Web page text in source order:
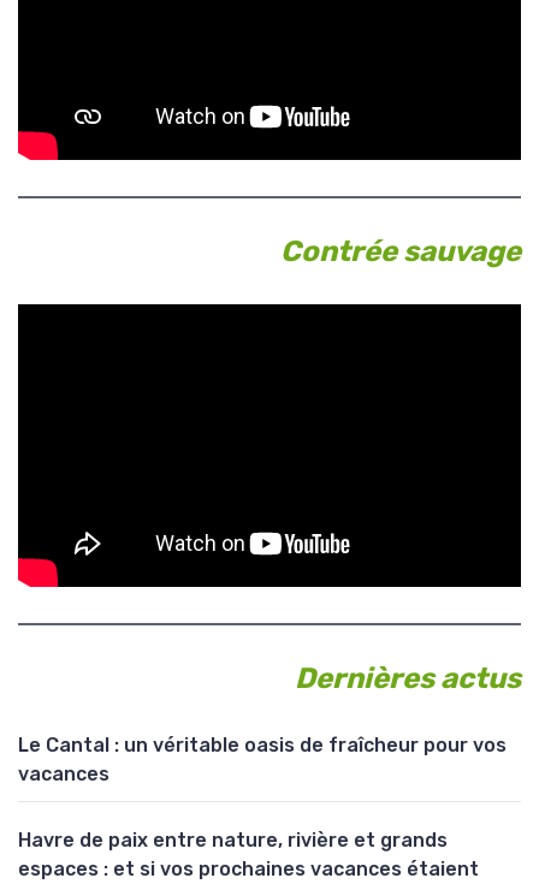
Contrée sauvage
Dernières actus
Le Cantal : un véritable oasis de fraîcheur pour vos
vacances
Havre de paix entre nature, rivière et grands
espaces : et si vos prochaines vacances étaient